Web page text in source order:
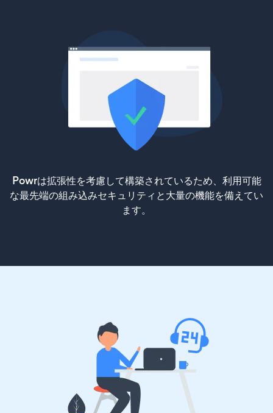
Powrは拡張性を考慮して構築されているため、利用可能
な最先端の組み込みセキュリティと大量の機能を備えてい
ます。